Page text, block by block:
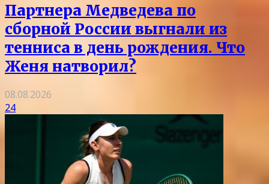
Партнера Медведева по
сборной России выгнали из
тенниса в день рождения. Что
Женя натворил?
08.08.2026
24